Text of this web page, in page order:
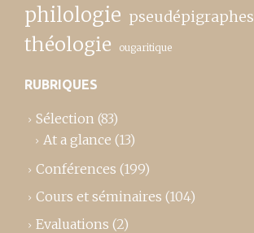
philologie pseudépigraphes
théologie ougaritique
RUBRIQUES
Sélection (83)
At a glance (13)
Conférences (199)
Cours et séminaires (104)
Evaluations (2)